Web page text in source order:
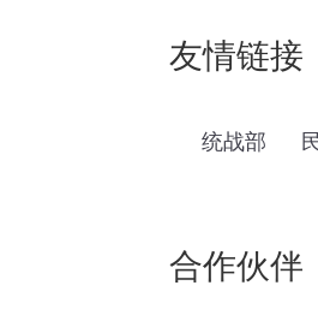
友情链接
统战部
合作伙伴